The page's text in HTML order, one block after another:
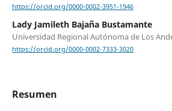
https://orcid.org/0000-0002-3951-1946
Lady Jamileth Bajaña Bustamante
Universidad Regional Autónoma de Los
https://orcid.org/0000-0002-7333-3020
Resumen